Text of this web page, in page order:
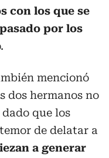
con los que se
por los
mencionó
dos hermanos no
que los
de delatar a
a generar